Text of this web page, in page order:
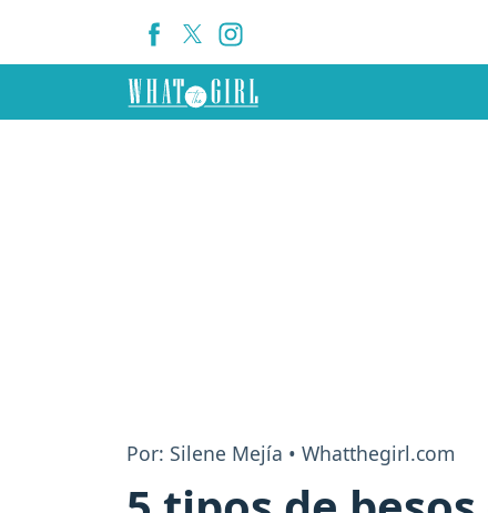
Por: Silene Mejía • Whatthegirl.com